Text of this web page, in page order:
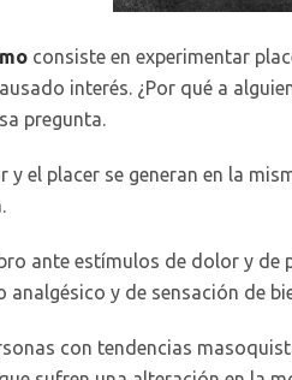
consiste en experimentar
interés. ¿Por qué a
pregunta.
y el placer se generan en la
ante estímulos de dolor y
analgésico y de sensación de
con tendencias